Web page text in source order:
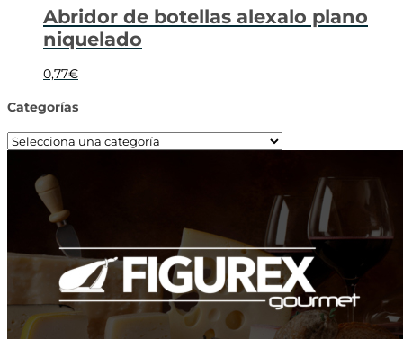
Abridor de botellas alexalo plano
niquelado
0,77€
Categorías